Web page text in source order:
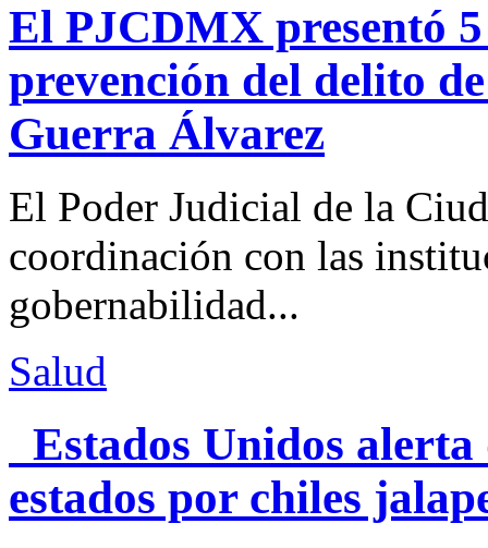
El PJCDMX presentó
prevención del delito
Guerra Álvarez
El Poder Judicial de la
coordinación con las
gobernabilidad...
Salud
Estados Unidos alerta
estados por chiles